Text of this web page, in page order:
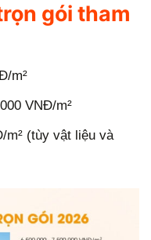
gói tham
m²
VNĐ/m²
m² (tùy vật liệu và